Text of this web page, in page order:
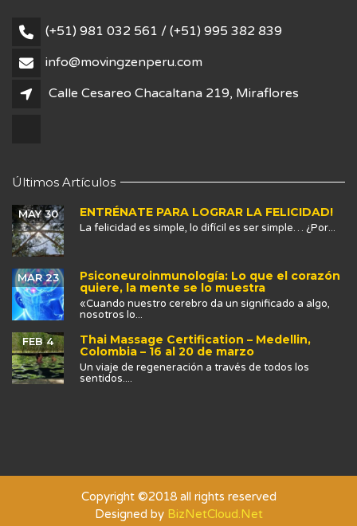
(+51) 981 032 561 / (+51) 995 382 839
info@movingzenperu.com
Calle Cesareo Chacaltana 219, Miraflores
Últimos Artículos
ENTRÉNATE PARA LOGRAR LA FELICIDAD!
MAY 30
La felicidad es simple, lo difícil es ser simple… ¿Por...
Psiconeuroinmunología: Lo que el corazón
quiere, la mente se lo muestra
MAR 23
«Cuando nuestro cerebro da un significado a algo,
nosotros lo...
Thai Massage Certification – Medellin,
Colombia – 16 al 20 de marzo
FEB 4
Un viaje de regeneración a través de todos los
sentidos....
Copyright ©2018 all rights reserved
Designed by BizNetCloud.Net